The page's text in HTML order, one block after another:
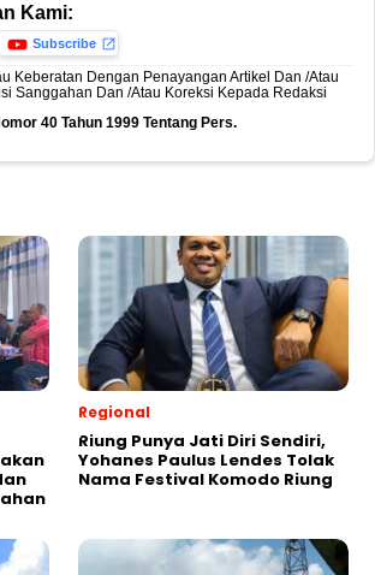
Kami:
Subscribe
Keberatan Dengan Penayangan Artikel Dan /Atau
Sanggahan Dan /Atau Koreksi Kepada Redaksi
40 Tahun 1999 Tentang Pers.
Regional
Riung Punya Jati Diri Sendiri,
Yohanes Paulus Lendes Tolak
Nama Festival Komodo Riung